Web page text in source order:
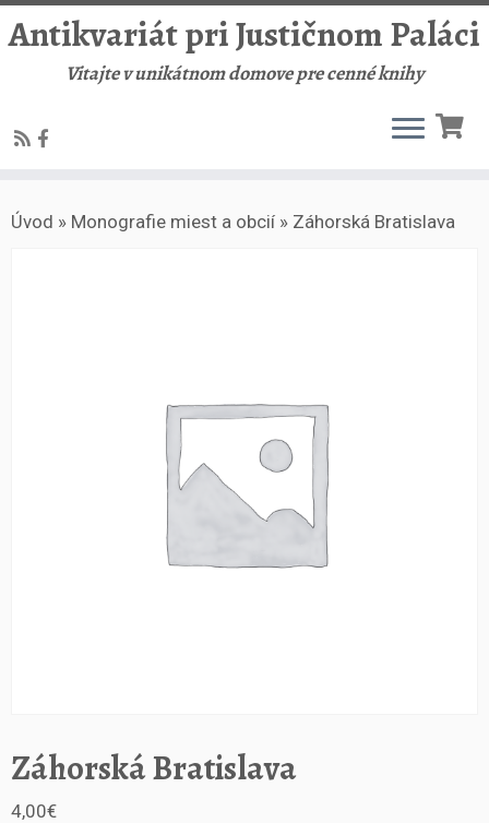
to
Antikvariát pri Justičnom Paláci
Vitajte v unikátnom domove pre cenné knihy
Úvod » Monografie miest a obcií » Záhorská Bratislava
Záhorská Bratislava
4,00€